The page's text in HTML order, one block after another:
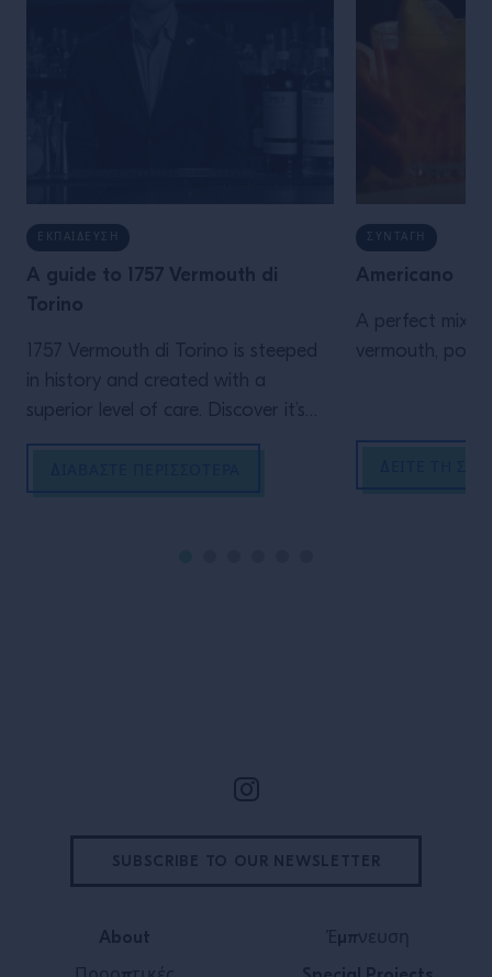
ΕΚΠΑΊΔΕΥΣΗ
A guide to 1757 Vermouth di
Torino
1757 Vermouth di Torino is steeped
in history and created with a
superior level of care. Discover it’s
story and how to serve.
ΣΥΝΤΑΓΉ
Americano
A perfect mix
About
Έμπνευση
SUBSCRIBE TO OUR NEWSLETTER